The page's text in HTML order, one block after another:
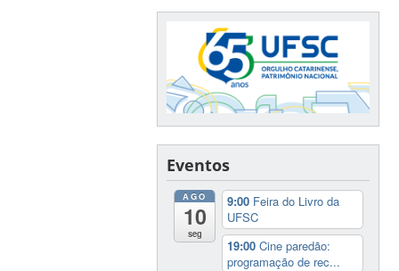
Eventos
AGO
10
seg
9:00 Feira do Livro da
UFSC
19:00Cine paredão:
programação de rec...